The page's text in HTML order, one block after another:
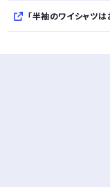
「半袖のワイシャツ